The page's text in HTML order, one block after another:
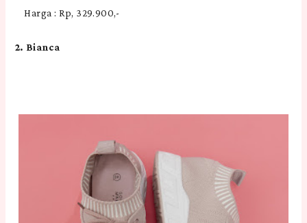
Harga : Rp, 329.900,-
2. Bianca